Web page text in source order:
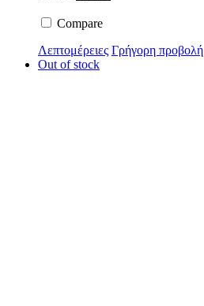
was:
€60.00.
Compare
Λεπτομέρειες Γρήγορη προβολή
Out of stock